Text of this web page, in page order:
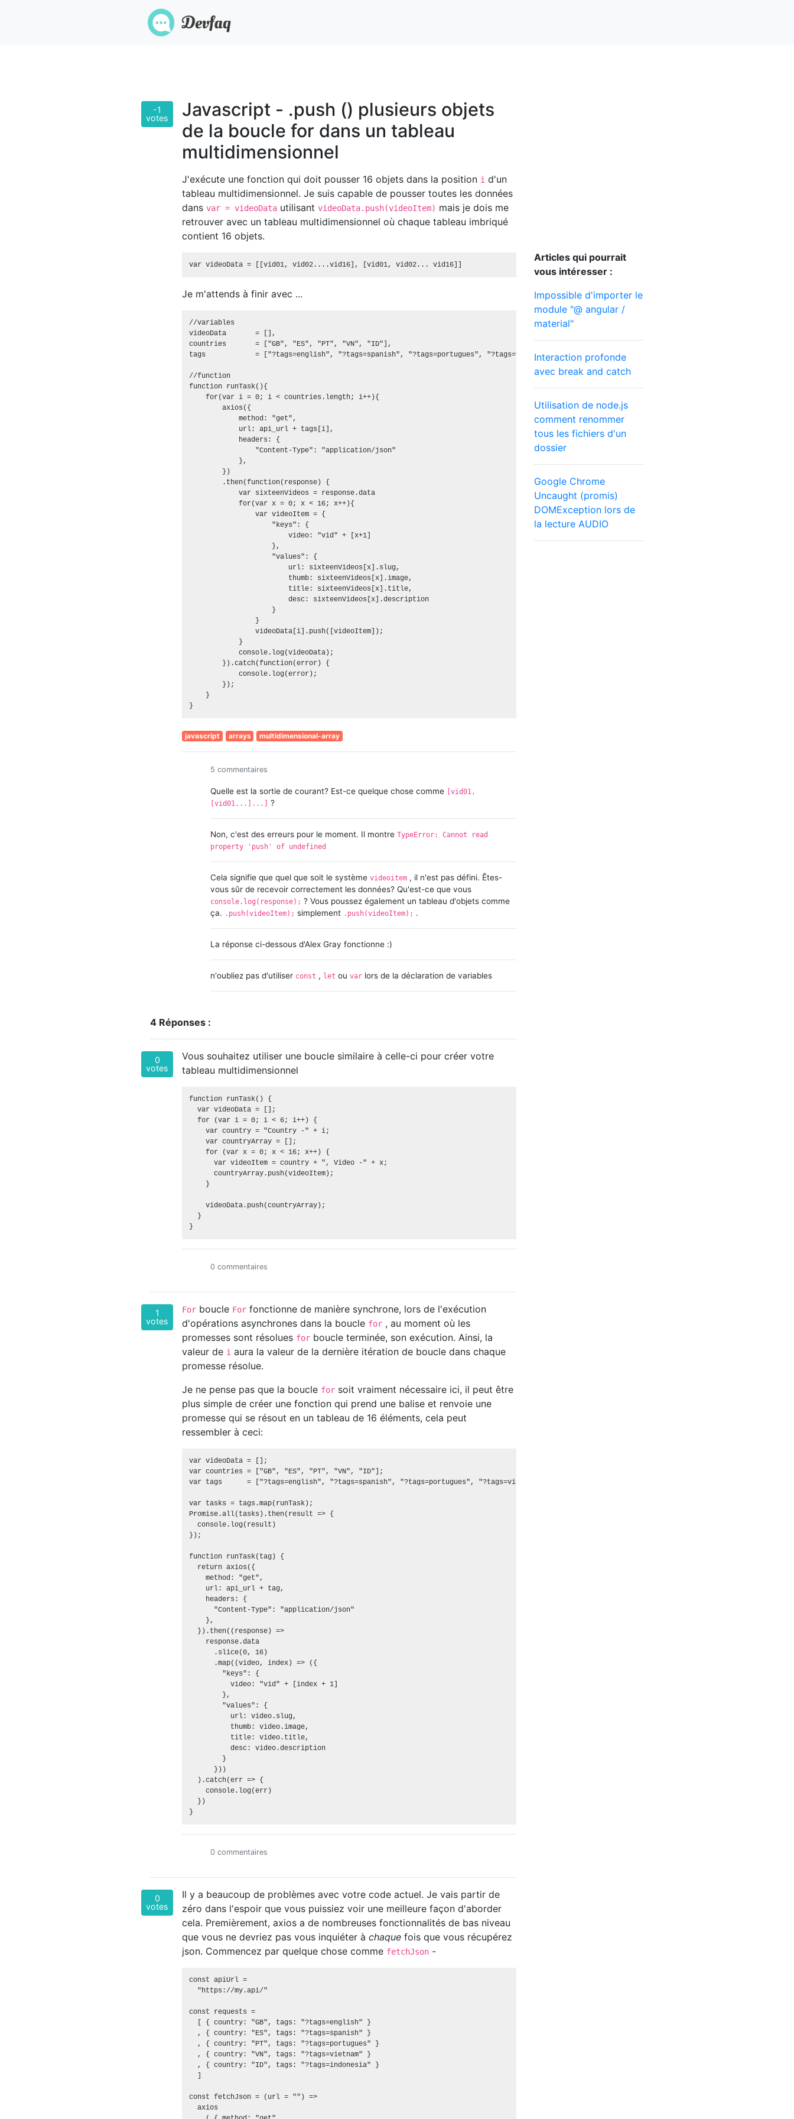
-1
votes
Javascript - .push () plusieurs objets
de la boucle for dans un tableau
multidimensionnel
J'exécute une fonction qui doit pousser 16 objets dans la position i d'un
tableau multidimensionnel. Je suis capable de pousser toutes les données
dansvar = videoData utilisantvideoData.push(videoItem) mais je dois me
retrouver avec un tableau multidimensionnel où chaque tableau imbriqué
contient 16 objets.
Je m'attends à finir avec ...
//variables
videoData       = [],
countries       = ["GB", "ES", "PT", "VN", "ID"],
tags            = ["?tags=english", "?tags=spanish", "?tags=portugues", "?tags=vietnam", "?tags=indonesia"]
//function
function runTask(){
    for(var i = 0; i < countries.length; i++){
        axios({
            method: "get",
            url: api_url + tags[i],
            headers: {
                "Content-Type": "application/json"
            },
        })
        .then(function(response) {
            var sixteenVideos = response.data
            for(var x = 0; x < 16; x++){
                var videoItem = {
                    "keys": {
                        video: "vid" + [x+1]
                    },
                    "values": {
                        url: sixteenVideos[x].slug,
                        thumb: sixteenVideos[x].image,
                        title: sixteenVideos[x].title,
                        desc: sixteenVideos[x].description
                    }
                }
                videoData[i].push([videoItem]);
            }
            console.log(videoData);
        }).catch(function(error) {
            console.log(error);
        });
    }
javascript arrays multidimensional-array
5 commentaires
Quelle est la sortie de courant? Est-ce quelque chose comme
[vid01,
[vid01...]...]
?
Non, c'est des erreurs pour le moment. Il montreTypeError: Cannot read
property 'push' of undefined
Cela signifie que quel que soit le systèmevideoitem , il n'est pas défini. Êtes-
vous sûr de recevoir correctement les données? Qu'est-ce que vous
console.log(response); ? Vous poussez également un tableau d'objets comme
ça. .push(videoItem); simplement .push(videoItem); .
La réponse ci-dessous d'Alex Gray fonctionne :)
n'oubliez pas d'utiliser const , let ouvar lors de la déclaration de variables
4 Réponses :
0
votes
Vous souhaitez utiliser une boucle similaire à celle-ci pour créer votre
tableau multidimensionnel
function runTask() {
  var videoData = [];
  for (var i = 0; i < 6; i++) {
    var country = "Country -" + i;
    var countryArray = [];
    for (var x = 0; x < 16; x++) {
      var videoItem = country + ", Video -" + x;
      countryArray.push(videoItem);
    }
    videoData.push(countryArray);
  }
0 commentaires
1
votes
For boucle For fonctionne de manière synchrone, lors de l'exécution
d'opérations asynchrones dans la boucle for , au moment où les
promesses sont résolues for boucle terminée, son exécution. Ainsi, la
valeur de i aura la valeur de la dernière itération de boucle dans chaque
promesse résolue.
Je ne pense pas que la boucle for soit vraiment nécessaire ici, il peut être
plus simple de créer une fonction qui prend une balise et renvoie une
promesse qui se résout en un tableau de 16 éléments, cela peut
ressembler à ceci:
var videoData = [];
var countries = ["GB", "ES", "PT", "VN", "ID"];
var tags      = ["?tags=english", "?tags=spanish", "?tags=portugues", "?tags=vietnam", "?tags=indonesia"];
var tasks = tags.map(runTask);
Promise.all(tasks).then(result => {
  console.log(result)
});
function runTask(tag) {
  return axios({
    method: "get",
    url: api_url + tag,
    headers: {
      "Content-Type": "application/json"
    },
  }).then((response) =>
    response.data
      .slice(0, 16)
      .map((video, index) => ({
        "keys": {
          video: "vid" + [index + 1]
        },
        "values": {
          url: video.slug,
          thumb: video.image,
          title: video.title,
          desc: video.description
        }
      }))
  ).catch(err => {
    console.log(err)
  })
0 commentaires
0
votes
Il y a beaucoup de problèmes avec votre code actuel. Je vais partir de
zéro dans l'espoir que vous puissiez voir une meilleure façon d'aborder
cela. Premièrement, axios a de nombreuses fonctionnalités de bas niveau
que vous ne devriez pas vous inquiéter àchaque fois que vous récupérez
json. Commencez par quelque chose comme fetchJson -
const apiUrl =
  "https://my.api/"
const requests =
  [ { country: "GB", tags: "?tags=english" }
  , { country: "ES", tags: "?tags=spanish" }
  , { country: "PT", tags: "?tags=portugues" }
  , { country: "VN", tags: "?tags=vietnam" }
  , { country: "ID", tags: "?tags=indonesia" }
const fetchJson = (url = "") =>
  axios
Articles qui pourrait
vous intéresser :
Impossible d'importer le
module "@ angular /
material"
Interaction profonde
avec break and catch
Utilisation de node.js
comment renommer
tous les fichiers d'un
dossier
Google Chrome
Uncaught (promis)
DOMException lors de
la lecture AUDIO